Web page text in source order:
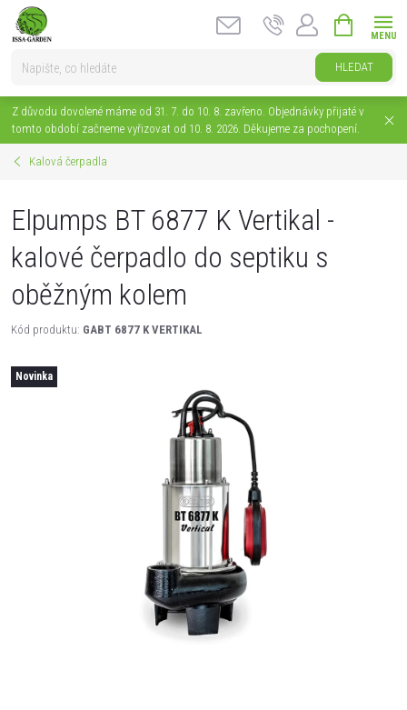
Přejít
HLEDAT
KOŠÍK
Z důvodu dovolené máme od 31. 7. do 10. 8. zavřeno. Objednávky přijaté v
tomto období začneme vyřizovat od 10. 8. 2026. Děkujeme za pochopení.
Kalová čerpadla
Elpumps BT 6877 K Vertikal -
kalové čerpadlo do septiku s
oběžným kolem
Kód produktu: GABT 6877 K VERTIKAL
Novinka